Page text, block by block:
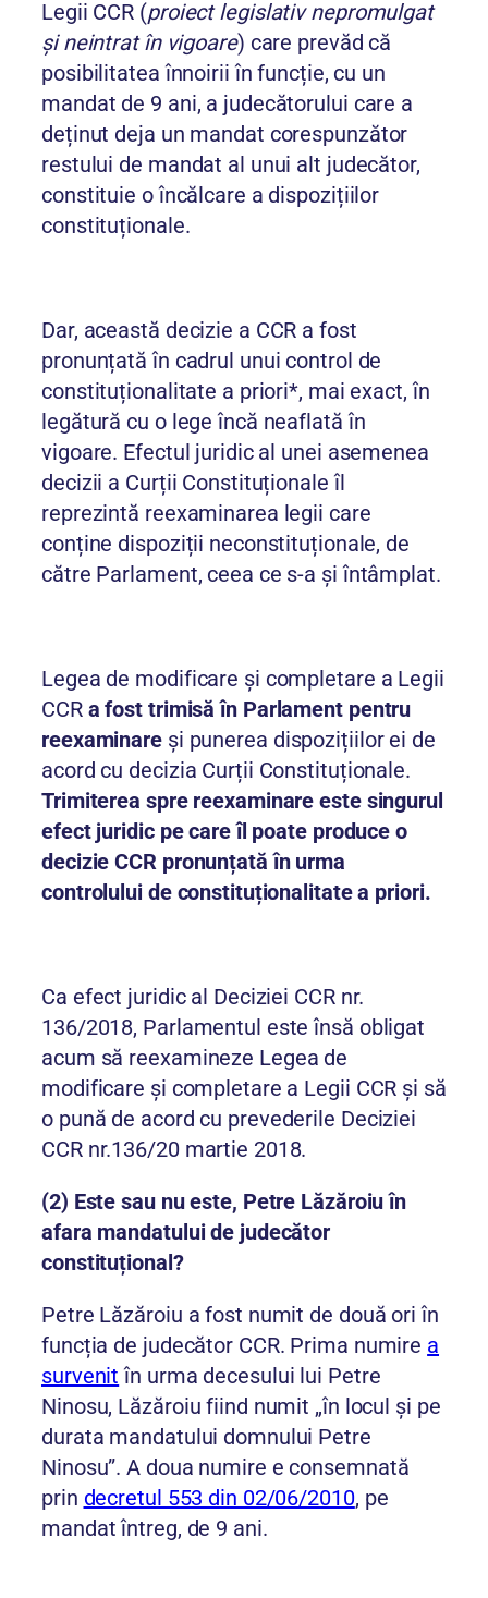
Legii CCR (proiect legislativ nepromulgat
și neintrat în vigoare) care prevăd că
posibilitatea înnoirii în funcție, cu un
mandat de 9 ani, a judecătorului care a
deținut deja un mandat corespunzător
restului de mandat al unui alt judecător,
constituie o încălcare a dispozițiilor
constituționale.
Dar, această decizie a CCR a fost
pronunțată în cadrul unui control de
constituționalitate a priori*, mai exact, în
legătură cu o lege încă neaflată în
vigoare. Efectul juridic al unei asemenea
decizii a Curții Constituționale îl
reprezintă reexaminarea legii care
conține dispoziții neconstituționale, de
către Parlament, ceea ce s-a și întâmplat.
Legea de modificare și completare a Legii
CCR a fost trimisă în Parlament pentru
reexaminareși punerea dispozițiilor ei de
acord cu decizia Curții Constituționale.
Trimiterea spre reexaminare este singurul
efect juridic pe care îl poate produce o
decizie CCR pronunțată în urma
controlului de constituționalitate a priori.
Ca efect juridic al Deciziei CCR nr.
136/2018, Parlamentul este însă obligat
acum să reexamineze Legea de
modificare și completare a Legii CCR și să
o pună de acord cu prevederile Deciziei
CCR nr.136/20 martie 2018.
(2) Este sau nu este, Petre Lăzăroiu în
afara mandatului de judecător
constituțional?
Petre Lăzăroiu a fost numit de două ori în
funcția de judecător CCR. Prima numire a
survenit în urma decesului lui Petre
Ninosu, Lăzăroiu fiind numit „în locul și pe
durata mandatului domnului Petre
Ninosu”. A doua numire e consemnată
prin decretul 553 din 02/06/2010, pe
mandat întreg, de 9 ani.